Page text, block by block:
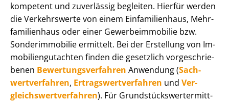
kompetent und zuverlässig begleiten. Hierfür werden
die Verkehrswerte von einem Einfamilienhaus, Mehr­
fa­mi­li­en­haus oder einer Ge­wer­be­im­mo­bi­lie bzw.
Sonderimmobilie ermittelt. Bei der Erstellung von Im­
mo­bi­li­en­gut­ach­ten finden die gesetzlich vor­ge­schrie­
be­nen Be­wer­tungs­ver­fah­ren Anwendung (Sach­
wert­ver­fah­ren, Er­trags­wert­ver­fah­ren und Ver­
gleichs­wert­ver­fah­ren). Für Grund­stücks­wert­ermitt­